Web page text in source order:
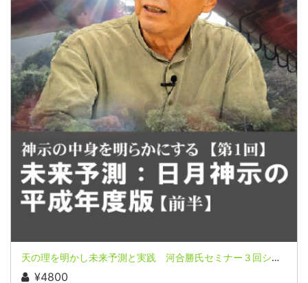
天の理を明かし未来予測と実践 河合勝氏セミナー３回シリーズ第１回（前半）
¥4800